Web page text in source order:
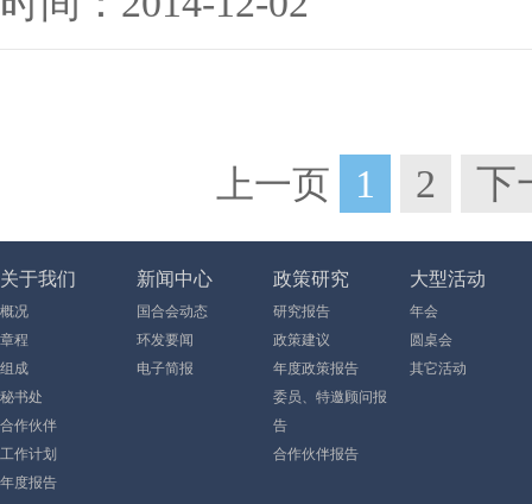
上一页 1 2 下
关于我们
概况
章程
组成
秘书处
合作伙伴
工作计划
年度报告
新闻中心
国合会动态
环发要闻
电子简报
政策研究
研究报告
政策建议
年度政策报告
委员、特邀顾问报
告
合作伙伴报告
大型活动
年会
圆桌会
其它活动